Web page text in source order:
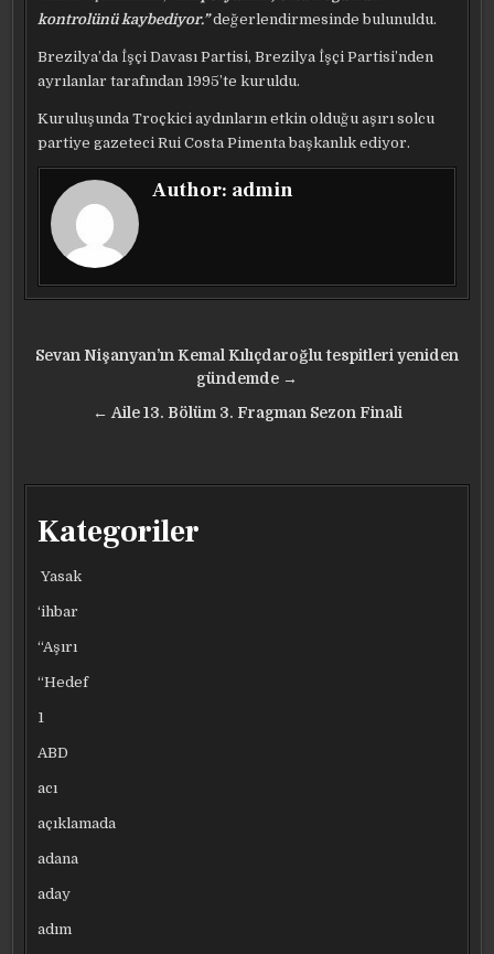
kontrolünü kaybediyor.”değerlendirmesinde bulunuldu.
Brezilya’da İşçi Davası Partisi, Brezilya İşçi Partisi’nden
ayrılanlar tarafından 1995’te kuruldu.
Kuruluşunda Troçkici aydınların etkin olduğu aşırı solcu
partiye gazeteci Rui Costa Pimenta başkanlık ediyor.
Author: admin
Yazı
Sevan Nişanyan’ın Kemal Kılıçdaroğlu tespitleri yeniden
gündemde →
← Aile 13. Bölüm 3. Fragman Sezon Finali
Kategoriler
Yasak
‘ihbar
“Aşırı
“Hedef
1
ABD
acı
açıklamada
adana
aday
adım